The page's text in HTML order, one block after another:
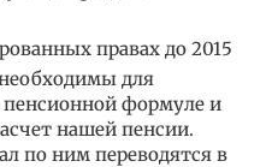
правах до 2015
для
пенсионной формуле и
нашей пенсии.
по ним переводятся в